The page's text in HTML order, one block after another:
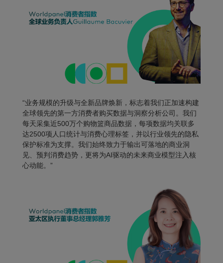
“业务规模的升级与全新品牌焕新，标志着我们正加速构建
全球领先的第一方消费者购买数据与洞察分析公司。我们
每天采集近500万个购物篮商品数据，每项数据均关联多
达2500项人口统计与消费心理标签，并以行业领先的隐私
保护标准为支撑。我们始终致力于输出可落地的商业洞
见、预判消费趋势，更将为AI驱动的未来商业模型注入核
心动能。”